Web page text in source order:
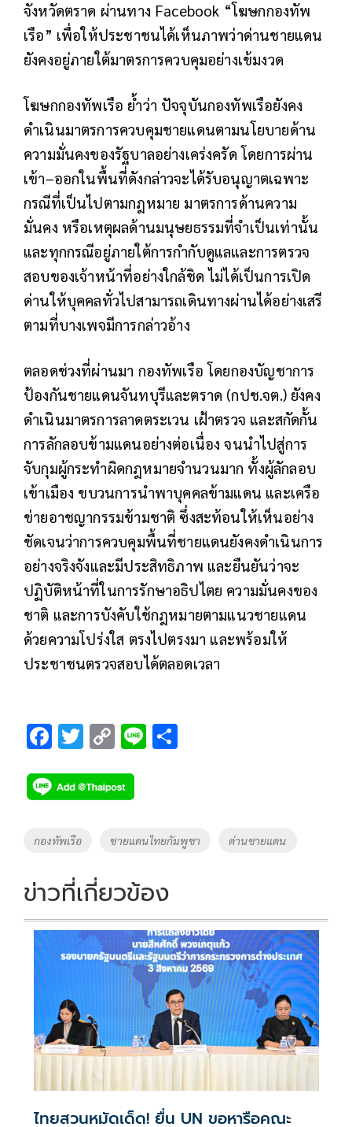
จังหวัดตราด ผ่านทาง Facebook “โฆษกกองทัพ
เรือ” เพื่อให้ประชาชนได้เห็นภาพว่าด่านชายแดน
ยังคงอยู่ภายใต้มาตรการควบคุมอย่างเข้มงวด
โฆษกกองทัพเรือ ย้ำว่า ปัจจุบันกองทัพเรือยังคง
ดำเนินมาตรการควบคุมชายแดนตามนโยบายด้าน
ความมั่นคงของรัฐบาลอย่างเคร่งครัด โดยการผ่าน
เข้า–ออกในพื้นที่ดังกล่าวจะได้รับอนุญาตเฉพาะ
กรณีที่เป็นไปตามกฎหมาย มาตรการด้านความ
มั่นคง หรือเหตุผลด้านมนุษยธรรมที่จำเป็นเท่านั้น
และทุกกรณีอยู่ภายใต้การกำกับดูแลและการตรวจ
สอบของเจ้าหน้าที่อย่างใกล้ชิด ไม่ได้เป็นการเปิด
ด่านให้บุคคลทั่วไปสามารถเดินทางผ่านได้อย่างเสรี
ตามที่บางเพจมีการกล่าวอ้าง
ตลอดช่วงที่ผ่านมา กองทัพเรือ โดยกองบัญชาการ
ป้องกันชายแดนจันทบุรีและตราด (กปช.จต.) ยังคง
ดำเนินมาตรการลาดตระเวน เฝ้าตรวจ และสกัดกั้น
การลักลอบข้ามแดนอย่างต่อเนื่อง จนนำไปสู่การ
จับกุมผู้กระทำผิดกฎหมายจำนวนมาก ทั้งผู้ลักลอบ
เข้าเมือง ขบวนการนำพาบุคคลข้ามแดน และเครือ
ข่ายอาชญากรรมข้ามชาติ ซึ่งสะท้อนให้เห็นอย่าง
ชัดเจนว่าการควบคุมพื้นที่ชายแดนยังคงดำเนินการ
อย่างจริงจังและมีประสิทธิภาพ และยืนยันว่าจะ
ปฏิบัติหน้าที่ในการรักษาอธิปไตย ความมั่นคงของ
ชาติ และการบังคับใช้กฎหมายตามแนวชายแดน
ด้วยความโปร่งใส ตรงไปตรงมา และพร้อมให้
ประชาชนตรวจสอบได้ตลอดเวลา
F
e
b
o
k
T
tt
er
C
p
y
Li
k
Li
Tags
กองทัพเรือ ชายแดนไทยกัมพูชา ด่านชายแดน
ข่าวที่เกี่ยวข้อง
ไทยสวนหมัดเด็ด! ยื่น UN ขอหารือคณะ